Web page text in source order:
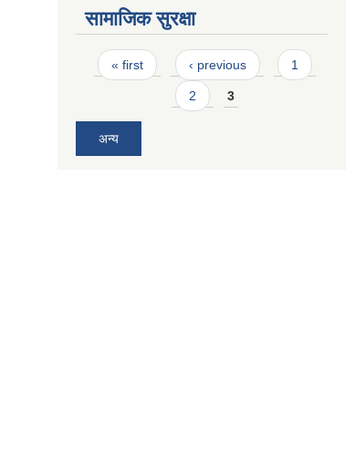
सामाजिक सुरक्षा
Pages
« first ‹ previous 1
2 3
अन्य